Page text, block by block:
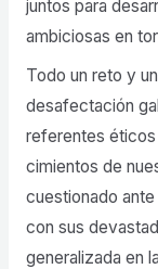
juntos para
ambiciosas en
Todo un reto y
desafectación
referentes éticos
cimientos de
cuestionado
con sus
generalizada en